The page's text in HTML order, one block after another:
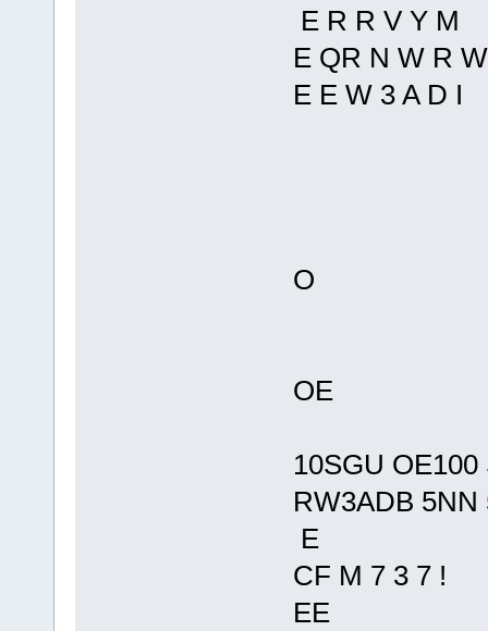
E R R V Y M
E QR N W R
E E W 3 A D I
O
OE
10SGU
RW3ADB 5NN
E
CF M 7 3 7 !
EE